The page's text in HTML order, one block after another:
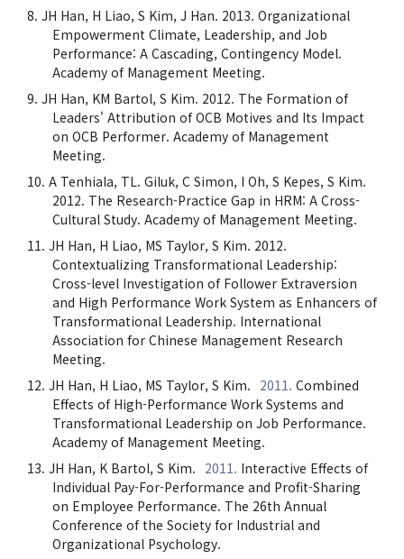
JH Han, H Liao, S Kim, J Han. 2013. Organizational
Empowerment Climate, Leadership, and Job
Performance: A Cascading, Contingency Model.
Academy of Management Meeting.
JH Han, KM Bartol, S Kim. 2012. The Formation of
Leaders' Attribution of OCB Motives and Its Impact
on OCB Performer. Academy of Management
Meeting.
A Tenhiala, TL. Giluk, C Simon, I Oh, S Kepes, S Kim.
2012. The Research-Practice Gap in HRM: A Cross-
Cultural Study. Academy of Management Meeting.
JH Han, H Liao, MS Taylor, S Kim. 2012.
Contextualizing Transformational Leadership:
Cross-level Investigation of Follower Extraversion
and High Performance Work System as Enhancers of
Transformational Leadership. International
Association for Chinese Management Research
Meeting.
JH Han, H Liao, MS Taylor, S Kim. 2011. Combined
Effects of High-Performance Work Systems and
Transformational Leadership on Job Performance.
Academy of Management Meeting.
JH Han, K Bartol, S Kim. 2011. Interactive Effects of
Individual Pay-For-Performance and Profit-Sharing
on Employee Performance. The 26th Annual
Conference of the Society for Industrial and
Organizational Psychology.